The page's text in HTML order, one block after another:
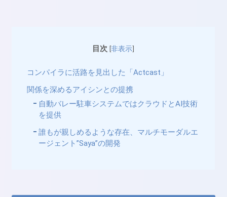
目次 [非表示]
コンパイラに活路を見出した「Actcast」
関係を深めるアイシンとの提携
自動バレー駐車システムではクラウドとAI技術
を提供
誰もが親しめるような存在、マルチモーダルエ
ージェント”Saya”の開発